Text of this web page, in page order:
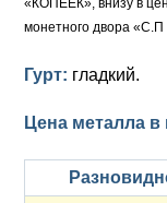
Медь
«КОПЕЕК», внизу в
монетного двора «С.П
Гурт: гладкий.
Цена металла в